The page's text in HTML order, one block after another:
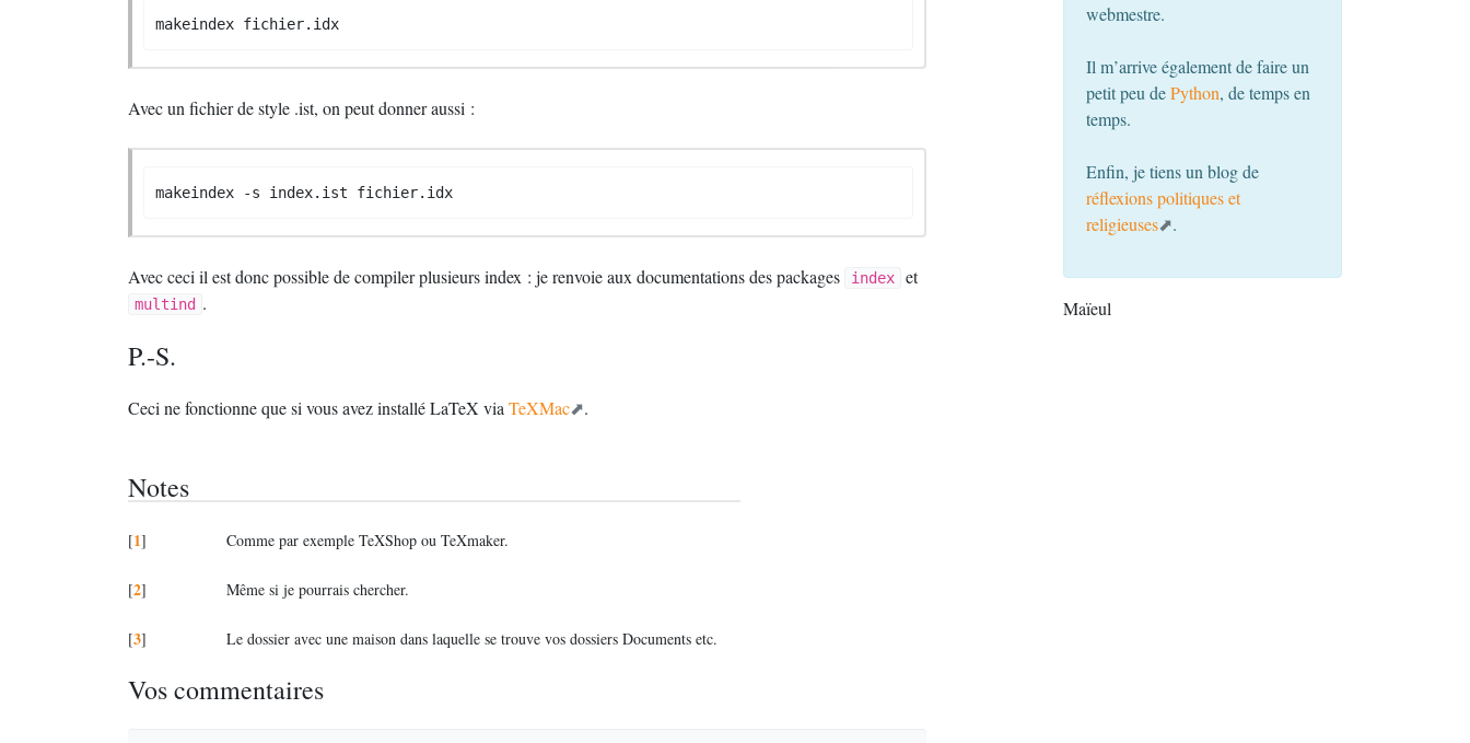
makeindex fichier.idx
Avec un fichier de style .ist, on peut donner aussi :
makeindex -s index.ist fichier.idx
Avec ceci il est donc possible de compiler plusieurs index : je renvoie aux documentations des packages index et
multind .
P.-S.
Ceci ne fonctionne que si vous avez installé LaTeX via TeXMac .
Notes
[1] Comme par exemple TeXShop ou TeXmaker.
[2] Même si je pourrais chercher.
[3] Le dossier avec une maison dans laquelle se trouve vos dossiers Documents etc.
Vos commentaires
webmestre.
Il m’arrive également de faire un
petit peu dePython, de temps en
temps.
Enfin, je tiens un blog de
réflexions politiques et
religieuses
.
Maïeul